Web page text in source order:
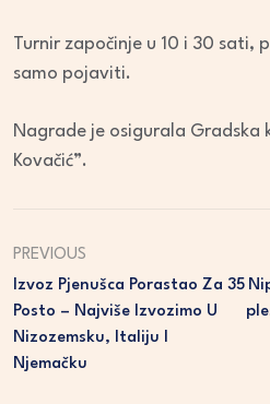
Turnir započinje u 10 i 30 sati,
samo pojaviti.
Nagrade je osigurala Gradska
Kovačić”.
PREVIOUS
Izvoz Pjenušca Porastao Za 35
Posto – Najviše Izvozimo U
Nizozemsku, Italiju I
Njemačku